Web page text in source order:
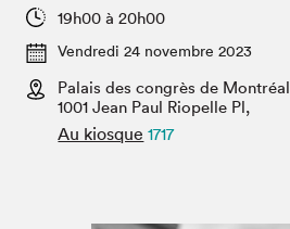
Espace exposant⋅e⋅s
Espace enseignant·e·s
Espace médias
Projets partenaires
19h00 à 20h00
Vendredi 24 novembre 2023
Palais des congrès de Montréal
1001 Jean Paul Riopelle Pl,
Au kiosque 1717